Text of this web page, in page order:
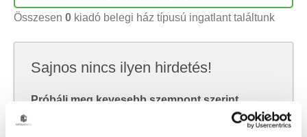
Összesen 0 kiadó belegi ház típusú ingatlant találtunk
Sajnos nincs ilyen hirdetés!
Próbálj meg kevesebb szempont szerint
keresni, hátha akkor megtalálod, amit keresel.